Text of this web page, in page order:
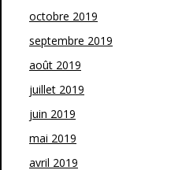
octobre 2019
septembre 2019
août 2019
juillet 2019
juin 2019
mai 2019
avril 2019